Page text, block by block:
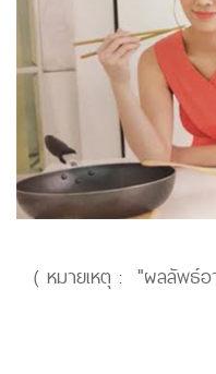
( หมายเหตุ : "ผลลัพธ์อา